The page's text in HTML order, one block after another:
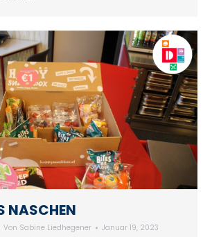
NASCHEN
Von Sabine Liedhegener Januar 19, 2023